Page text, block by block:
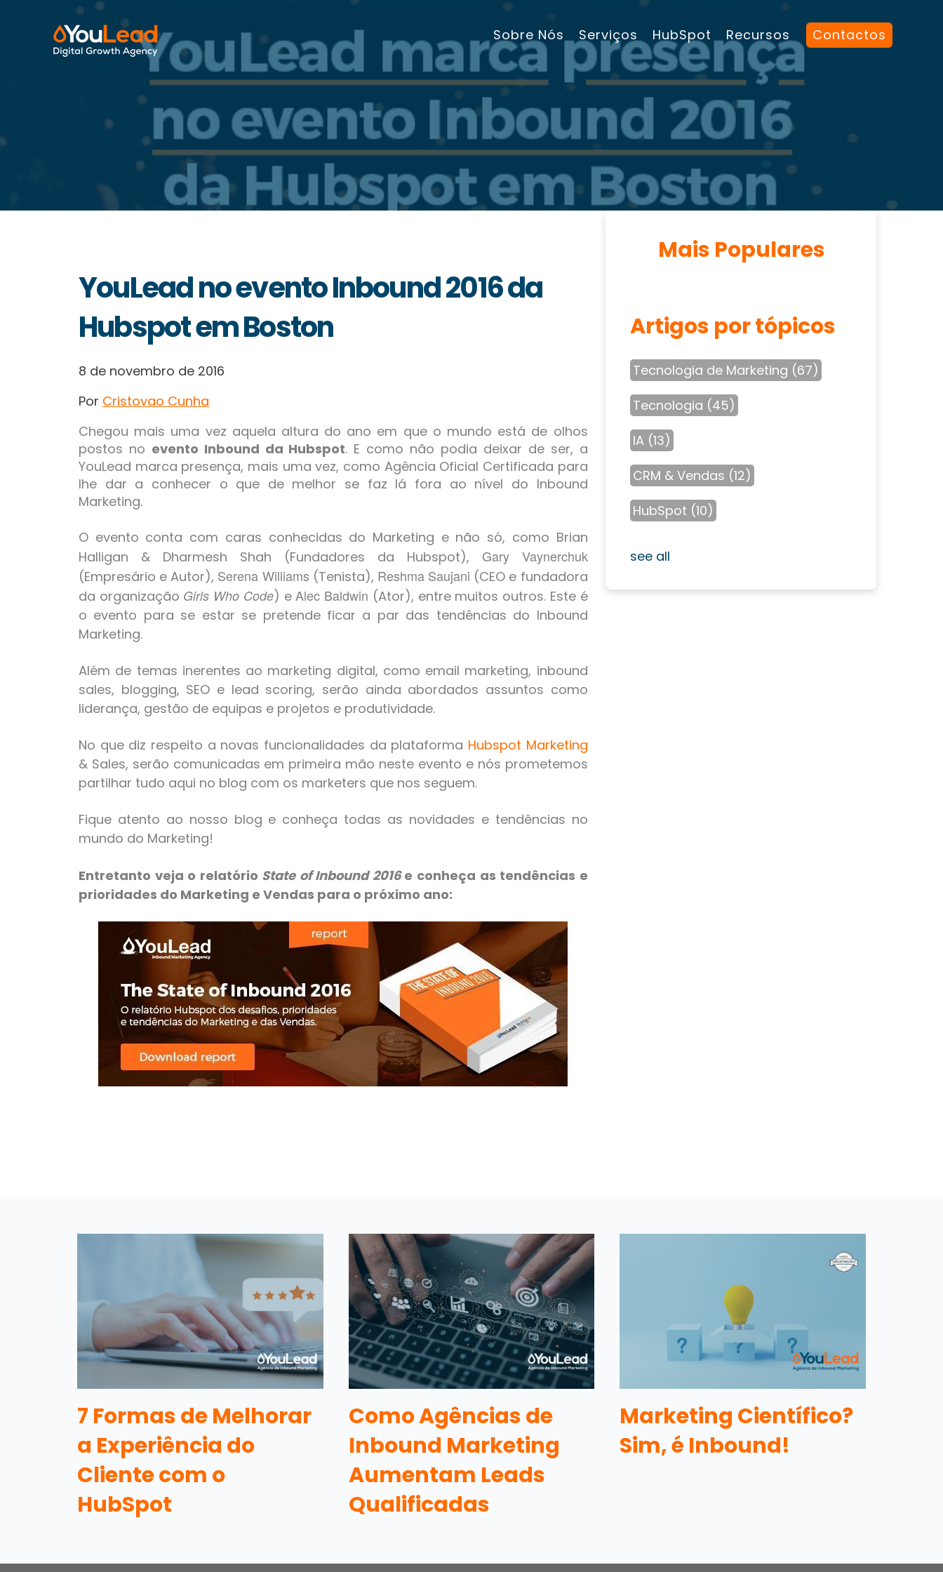
Sobre Nós Serviços HubSpot Recursos Contactos
YouLead no evento Inbound 2016 da
Hubspot em Boston
8 de novembro de 2016
Por Cristovao Cunha
Chegou mais uma vez aquela altura do ano em que o mundo está de olhos
postos no evento Inbound da Hubspot. E como não podia deixar de ser, a
YouLead marca presença, mais uma vez, como Agência Oficial Certificada para
lhe dar a conhecer o que de melhor se faz lá fora ao nível do Inbound
Marketing.
O evento conta com caras conhecidas do Marketing e não só, como Brian
Halligan & Dharmesh Shah (Fundadores da Hubspot), Gary Vaynerchuk
(Empresário e Autor), Serena Williams (Tenista), Reshma Saujani (CEO e fundadora
da organização Girls Who Code) eAlec Baldwin (Ator), entre muitos outros. Este é
o evento para se estar se pretende ficar a par das tendências do Inbound
Marketing.
Além de temas inerentes ao marketing digital, como email marketing, inbound
sales, blogging, SEO e lead scoring, serão ainda abordados assuntos como
liderança, gestão de equipas e projetos e produtividade.
No que diz respeito a novas funcionalidades da plataforma Hubspot Marketing
& Sales, serão comunicadas em primeira mão neste evento e nós prometemos
partilhar tudo aqui no blog com os marketers que nos seguem.
Fique atento ao nosso blog e conheça todas as novidades e tendências no
mundo do Marketing!
Entretanto veja o relatório State of Inbound 2016e conheça as tendências e
prioridades do Marketing e Vendas para o próximo ano:
Mais Populares
Artigos por tópicos
Tecnologia de Marketing (67)
Tecnologia (45)
IA (13)
CRM & Vendas (12)
HubSpot (10)
see all
7 Formas de Melhorar
a Experiência do
Cliente com o
HubSpot
Como Agências de
Inbound Marketing
Aumentam Leads
Qualificadas
Marketing Científico?
Sim, é Inbound!